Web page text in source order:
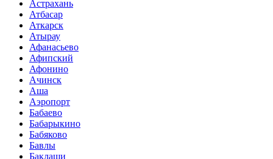
Астрахань
Атбасар
Аткарск
Атырау
Афанасьево
Афипский
Афонино
Ачинск
Аша
Аэропорт
Бабаево
Бабарыкино
Бабяково
Бавлы
Баклаши